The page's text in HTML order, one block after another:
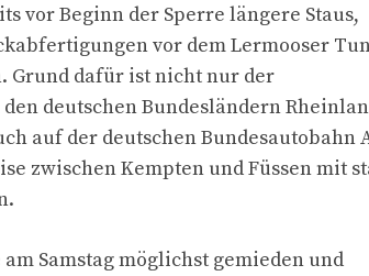
vor Beginn der Sperre längere Staus,
vor dem Lermooser
Grund dafür ist nicht nur der
deutschen Bundesländern
auf der deutschen Bundesautobahn
zwischen Kempten und Füssen mit
Samstag möglichst gemieden und